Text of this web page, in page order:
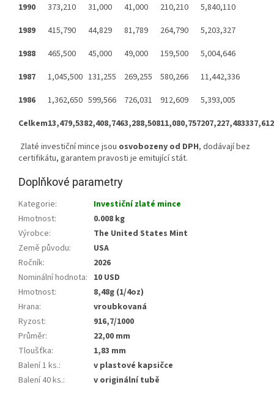
1990
373,210 31,000 41,000 210,210
5,840,110
1989
415,790 44,829 81,789 264,790
5,203,327
1988
465,500 45,000 49,000 159,500
5,004,646
1987
1,045,500 131,255 269,255 580,266
11,442,336
1986
1,362,650 599,566 726,031 912,609
5,393,005
Celkem13,479,5382,408,7463,288,50811,080,757207,227,483337,612
Zlaté investiční mince jsou osvobozeny od DPH, dodávají bez
certifikátu, garantem pravosti je emitující stát.
Doplňkové parametry
Kategorie:
Investiční zlaté mince
Hmotnost:
0.008 kg
Výrobce:
The United States Mint
Země původu:
USA
Ročník:
2026
Nominální hodnota: 10 USD
Hmotnost:
8,48g (1/4oz)
Hrana:
vroubkovaná
Ryzost:
916,7/1000
Průměr:
22,00 mm
Tloušťka:
1,83 mm
Balení 1 ks.:
v plastové kapsičce
Balení 40 ks.: v originální tubě